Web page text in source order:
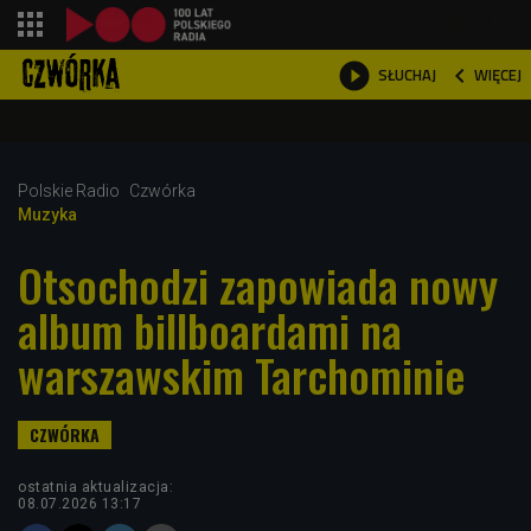
 SŁUCHAJ  WIĘCEJ

Polskie Radio
Czwórka
Muzyka
Otsochodzi zapowiada nowy
album billboardami na
warszawskim Tarchominie
ostatnia aktualizacja:
08.07.2026 13:17